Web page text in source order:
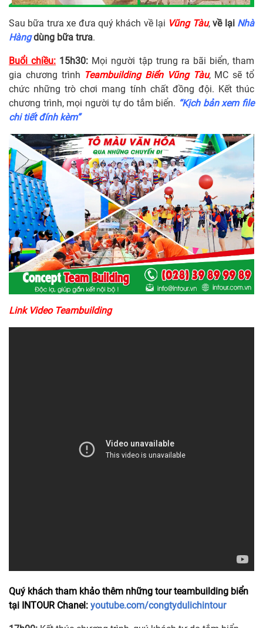
Sau bữa trưa xe đưa quý khách về lại Vũng Tàu,về lại Nhà
Hàngdùng bữa trưa.
Buổi chiều: 15h30: Mọi người tập trung ra bãi biển, tham
gia chương trình Teambuilding Biển Vũng Tàu, MC sẽ tổ
chức những trò chơi mang tính chất đồng đội. Kết thúc
chương trình, mọi người tự do tắm biển. “Kịch bản xem file
chi tiết đính kèm”
Link Video Teambuilding
Quý khách tham khảo thêm những tour teambuilding biển
tại INTOUR Chanel: youtube.com/congtydulichintour